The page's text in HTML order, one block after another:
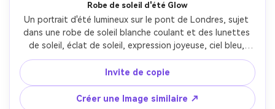
Robe de soleil d'été Glow
Un portrait d'été lumineux sur le pont de Londres, sujet
dans une robe de soleil blanche coulant et des lunettes
de soleil, éclat de soleil, expression joyeuse, ciel bleu,
Tamises scintillant derrière, prise sur Fujifilm X-T5, 56mm
f/1.2, couleur naturelle vibrante, détails nets, esthétique
de voyage influencer, photoréaliste- -ar 4:5
Invite de copie
Créer une Image similaire ↗